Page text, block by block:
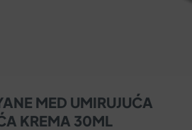
MED UMIRUJUĆA
KREMA 30ML